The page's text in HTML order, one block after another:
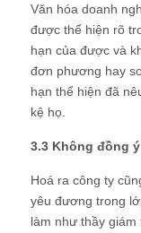
Văn hóa doanh
được thể hiện rõ
hạn của được và
đơn phương hay
hạn thể hiện đã
kệ họ.
3.3 Không đồng ý
Hoá ra công ty
yêu đương trong
làm như thầy